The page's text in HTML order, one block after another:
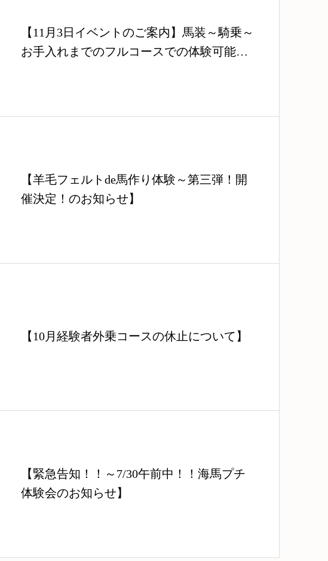
【11月3日イベントのご案内】馬装～騎乗～
お手入れまでのフルコースでの体験可能
【羊毛フェルトde馬作り体験～第三弾！開
催決定！のお知らせ】
【10月経験者外乗コースの休止について】
【緊急告知！！～7/30午前中！！海馬プチ
体験会のお知らせ】